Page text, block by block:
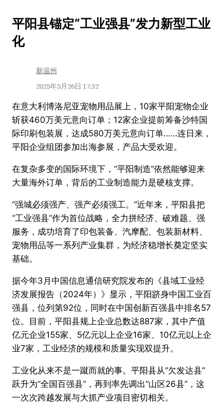
平阳县锚定“工业强县”发力新型工业
化
新温州
2025年5月26日 17:32
在意大利博洛尼亚宠物用品展上，10家平阳宠物企业
斩获460万美元意向订单；12家企业提前筹备沙特国
际印刷包装展，达成580万美元意向订单……连日来，
平阳企业组团参加出海参展，产品大受欢迎。
在复杂多变的国际环境下，“平阳制造”依然能够迎来
大量海外订单，背后的工业制造能力是硬核支撑。
“强城必须强产、强产必须强工。”近年来，平阳县把
“工业强县”作为首位战略，全力拼经济、破难题、强
服务，成功培育了印包装备、汽摩配、包装新材料、
宠物用品等一系列产业集群，为经济稳增长奠定坚实
基础。
据今年3月中国信息通信研究院发布的《县域工业经
济发展报告（2024年）》显示，平阳跻身中国工业百
强县，位列第92位，同时在中国创新百强县中排名57
位。目前，平阳县规上企业总数达887家，其中产值
亿元企业155家、5亿元以上企业16家、10亿元以上企
业7家，工业经济的规模和质量实现双提升。
工业化从来不是一蹴而就的事。平阳县从“欠发达县”
跃升为“全国百强县”，再到率先调出“山区26县”，这
一次次跨越发展与大抓产业项目密切相关。